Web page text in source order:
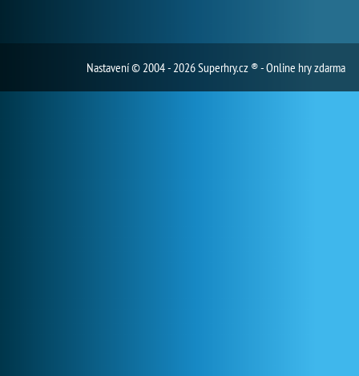
Nastavení© 2004 - 2026 Superhry.cz ® - Online hry zdarma